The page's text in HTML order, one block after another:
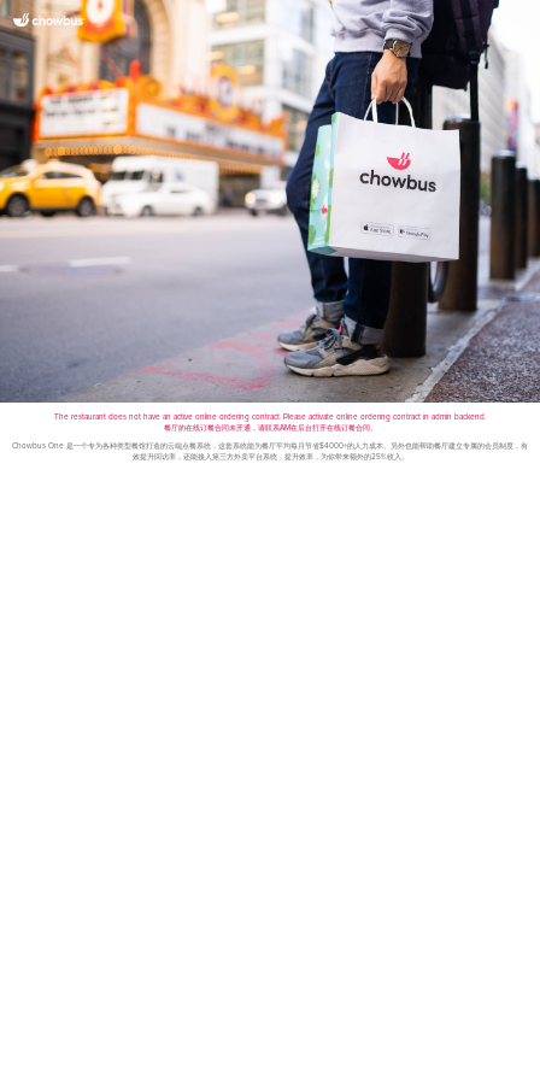
The restaurant does not have an active online ordering contract. Please activate online ordering contract in admin backend.
餐厅的在线订餐合同未开通，请联系AM在后台打开在线订餐合同。
Chowbus One 是一个专为各种类型餐馆打造的云端点餐系统，这套系统能为餐厅平均每月节省$4000+的人力成本。另外也能帮助餐厅建立专属的会员制度，有
效提升回访率，还能接入第三方外卖平台系统，提升效率，为你带来额外的25%收入。